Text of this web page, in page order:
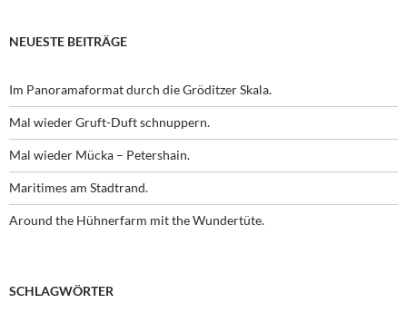
NEUESTE BEITRÄGE
Im Panoramaformat durch die Gröditzer Skala.
Mal wieder Gruft-Duft schnuppern.
Mal wieder Mücka – Petershain.
Maritimes am Stadtrand.
Around the Hühnerfarm mit the Wundertüte.
SCHLAGWÖRTER